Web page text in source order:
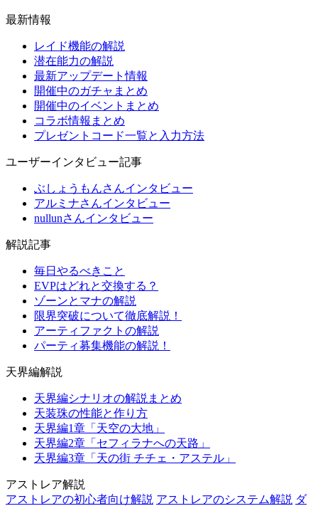
最新情報
レイド機能の解説
潜在能力の解説
最新アップデート情報
開催中のガチャまとめ
開催中のイベントまとめ
コラボ情報まとめ
プレゼントコード一覧と入力方法
ユーザーインタビュー記事
ぶしょうもんさんインタビュー
アルミナさんインタビュー
nullunさんインタビュー
解説記事
毎日やるべきこと
EVPはどれと交換する？
ゾーンとマナの解説
限界突破について徹底解説！
アーティファクトの解説
パーティ募集機能の解説！
天界編解説
天界編シナリオの解説まとめ
天装珠の性能と作り方
天界編1章「天空の大地」
天界編2章「セフィラナへの天路」
天界編3章「天の街 チチェ・アステル」
アストレア解説
アストレアの初心者向け解説 アストレアのシステム解説 ダ